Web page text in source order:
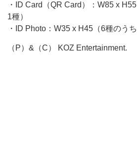
・ID Card（QR Card）：W85 x
1種）
・ID Photo：W35 x H45（6種のう
（P）&（C） KOZ Entertainment.